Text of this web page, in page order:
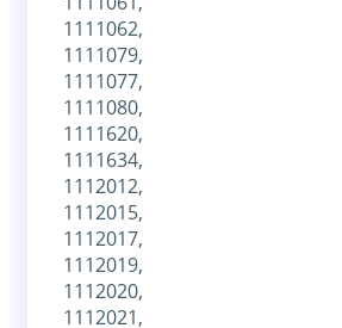
1111062,
1111079,
1111077,
1111080,
1111620,
1111634,
1112012,
1112015,
1112017,
1112019,
1112020,
1112021,